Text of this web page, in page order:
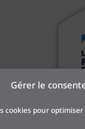
Gérer le
cookies pour